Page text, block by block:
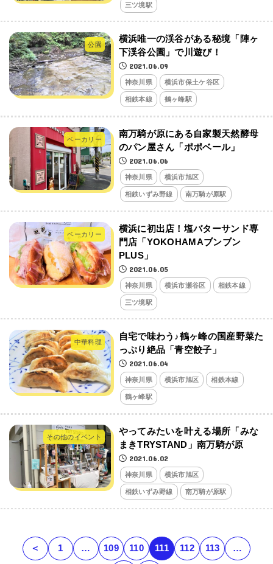
三ツ境駅
公園
横浜唯一の渓谷がある秘境「陣ヶ
下渓谷公園」で川遊び！
2021.06.09
神奈川県 横浜市保土ケ谷区
相鉄本線 鶴ヶ峰駅
ベーカリー
南万騎が原にある自家製天然酵母
のパン屋さん「ポポベール」
2021.06.06
神奈川県 横浜市旭区
相鉄いずみ野線 南万騎が原駅
ベーカリー
横浜に初出店！塩バターサンド専
門店「YOKOHAMAブンブン
PLUS」
2021.06.05
神奈川県 横浜市瀬谷区 相鉄本線
三ツ境駅
中華料理
自宅で味わう♪鶴ヶ峰の国産野菜た
っぷり絶品「青空餃子」
2021.06.04
神奈川県 横浜市旭区 相鉄本線
鶴ヶ峰駅
その他のイベント
やってみたいを叶える場所「みな
まきTRYSTAND」南万騎が原
2021.06.02
神奈川県 横浜市旭区
相鉄いずみ野線 南万騎が原駅
＜ 1 … 109 110 111 112 113 …